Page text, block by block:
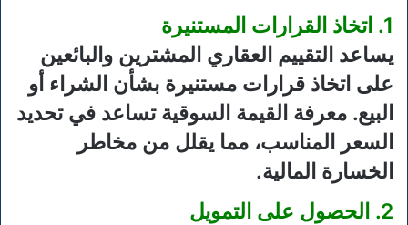
1. اتخاذ القرارات المستنيرة
يساعد التقييم العقاري المشترين والبائعين
على اتخاذ قرارات مستنيرة بشأن الشراء أو
البيع. معرفة القيمة السوقية تساعد في تحديد
السعر المناسب، مما يقلل من مخاطر
الخسارة المالية.
2. الحصول على التمويل